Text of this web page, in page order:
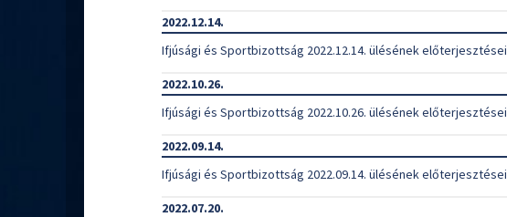
2022.12.14.
Ifjúsági és Sportbizottság 2022.12.14. ülésének előterjesztései
2022.10.26.
Ifjúsági és Sportbizottság 2022.10.26. ülésének előterjesztései
2022.09.14.
Ifjúsági és Sportbizottság 2022.09.14. ülésének előterjesztései
2022.07.20.